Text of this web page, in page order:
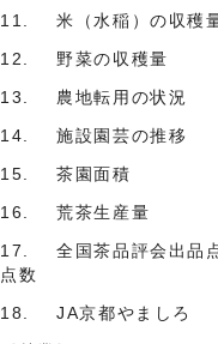
11. 米（水稲）の収穫
12. 野菜の収穫量
13. 農地転用の状況
14. 施設園芸の推移
15. 茶園面積
16. 荒茶生産量
17. 全国茶品評会出品
点数
18. JA京都やましろ